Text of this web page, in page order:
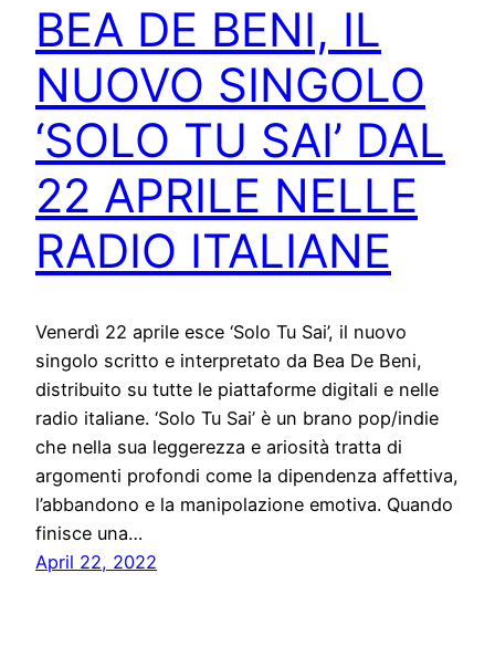
BEA DE BENI, IL
NUOVO SINGOLO
‘SOLO TU SAI’ DAL
22 APRILE NELLE
RADIO ITALIANE
Venerdì 22 aprile esce ‘Solo Tu Sai’, il nuovo
singolo scritto e interpretato da Bea De Beni,
distribuito su tutte le piattaforme digitali e nelle
radio italiane. ‘Solo Tu Sai’ è un brano pop/indie
che nella sua leggerezza e ariosità tratta di
argomenti profondi come la dipendenza affettiva,
l’abbandono e la manipolazione emotiva. Quando
finisce una…
April 22, 2022